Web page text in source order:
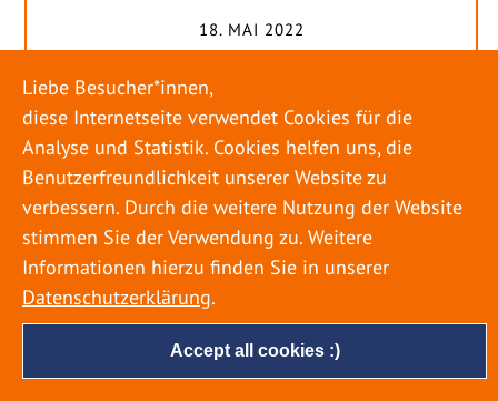
18. MAI 2022
genießen ihren Urlaub. Dabei zieht es die Einen
weiter weg, die Anderen bleiben dann doch
lieber in der Heimat. Wenn Sie für eine längere
Zeit wegfahren möchten, gibt es einige Dinge zu
beachten, damit nicht anschließend eine böse
Überraschung auf Sie wartet. Um einen
möglichst entspannten Urlaub zu […]
Accept all cookies :)
Liebe Besucher*innen,
diese Internetseite verwendet Cookies für die
Analyse und Statistik. Cookies helfen uns, die
Benutzerfreundlichkeit unserer Website zu
verbessern. Durch die weitere Nutzung der Website
stimmen Sie der Verwendung zu. Weitere
Informationen hierzu finden Sie in unserer
Datenschutzerklärung.